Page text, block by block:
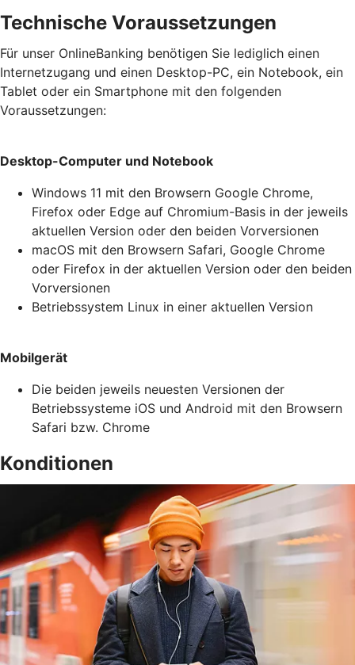
Technische Voraussetzungen
Für unser OnlineBanking benötigen Sie lediglich einen
Internetzugang und einen Desktop-PC, ein Notebook, ein
Tablet oder ein Smartphone mit den folgenden
Voraussetzungen:
Desktop-Computer und Notebook
Windows 11 mit den Browsern Google Chrome,
Firefox oder Edge auf Chromium-Basis in der jeweils
aktuellen Version oder den beiden Vorversionen
macOS mit den Browsern Safari, Google Chrome
oder Firefox in der aktuellen Version oder den beiden
Vorversionen
Betriebssystem Linux in einer aktuellen Version
Mobilgerät
Die beiden jeweils neuesten Versionen der
Betriebssysteme iOS und Android mit den Browsern
Safari bzw. Chrome
Konditionen